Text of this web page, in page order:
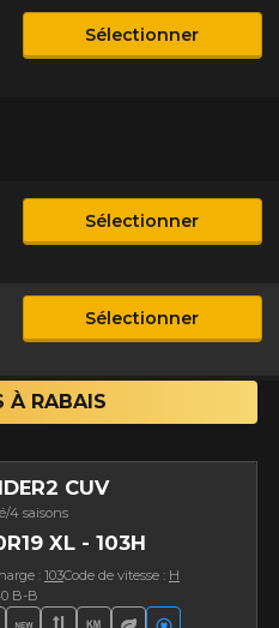
Sélectionner
Sélectionner
Sélectionner
À RABAIS
CUV
4 saisons
XL - 103H
: 103Code de vitesse : H
B-B